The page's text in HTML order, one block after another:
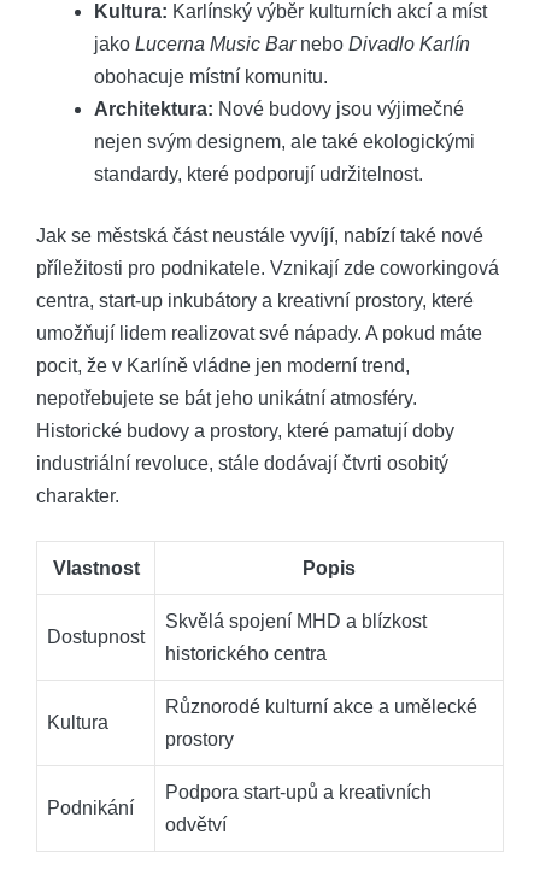
Kultura: Karlínský výběr kulturních akcí a míst
jako Lucerna Music Barnebo Divadlo Karlín
obohacuje místní komunitu.
Architektura: Nové budovy jsou výjimečné
nejen svým designem, ale také ekologickými
standardy, které podporují udržitelnost.
Jak se městská část neustále vyvíjí, nabízí také nové
příležitosti pro podnikatele. Vznikají zde coworkingová
centra, start-up inkubátory a kreativní prostory, které
umožňují lidem realizovat své nápady. A pokud máte
pocit, že v Karlíně vládne jen moderní trend,
nepotřebujete se bát jeho unikátní atmosféry.
Historické budovy a prostory, které pamatují doby
industriální revoluce, stále dodávají čtvrti osobitý
charakter.
Vlastnost Popis
Dostupnost
Skvělá spojení MHD a blízkost
historického centra
Kultura
Různorodé kulturní akce a umělecké
prostory
Podnikání
Podpora start-upů a kreativních
odvětví